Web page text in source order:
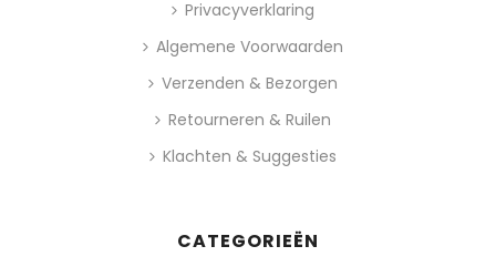
Privacyverklaring
Algemene Voorwaarden
Verzenden & Bezorgen
Retourneren & Ruilen
Klachten & Suggesties
CATEGORIEËN